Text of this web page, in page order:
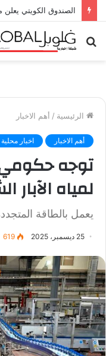
بحث
الرئيسية / أهم الاخبار
أهم الاخبار اخبار محلية
توجه حكومي
لمياه الآبار
يعمل بالطاقة
25 ديسمبر، 2025 619